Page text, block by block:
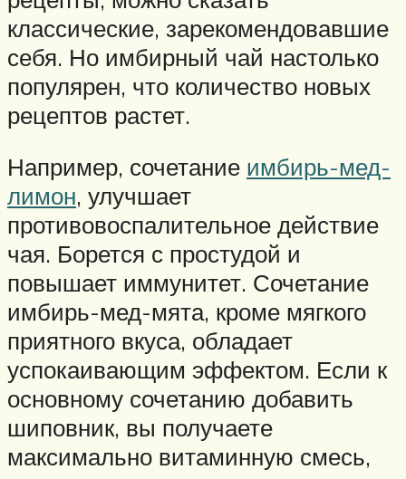
классические, зарекомендовавшие
себя. Но имбирный чай настолько
популярен, что количество новых
рецептов растет.
Например, сочетание имбирь-мед-
лимон, улучшает
противовоспалительное действие
чая. Борется с простудой и
повышает иммунитет. Сочетание
имбирь-мед-мята, кроме мягкого
приятного вкуса, обладает
успокаивающим эффектом. Если к
основному сочетанию добавить
шиповник, вы получаете
максимально витаминную смесь,